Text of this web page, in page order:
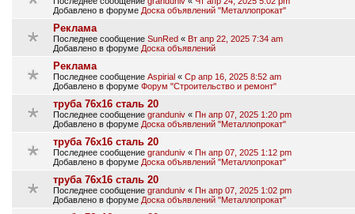
Добавлено в форуме Доска объявлений "Металлопрокат"
Реклама
Последнее сообщение SunRed « Вт апр 22, 2025 7:34 am
Добавлено в форуме Доска объявлений
Реклама
Последнее сообщение Aspirial « Ср апр 16, 2025 8:52 am
Добавлено в форуме Форум "Строительство и ремонт"
труба 76х16 сталь 20
Последнее сообщение granduniv « Пн апр 07, 2025 1:20 pm
Добавлено в форуме Доска объявлений "Металлопрокат"
труба 76х16 сталь 20
Последнее сообщение granduniv « Пн апр 07, 2025 1:12 pm
Добавлено в форуме Доска объявлений "Металлопрокат"
труба 76х16 сталь 20
Последнее сообщение granduniv « Пн апр 07, 2025 1:02 pm
Добавлено в форуме Доска объявлений "Металлопрокат"